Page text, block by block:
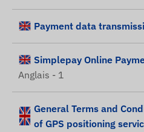
Payment data
Simplepay Online
Anglais - 1
General Terms and
of GPS positioning